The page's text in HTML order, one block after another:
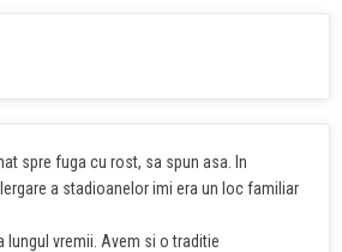
spre fuga cu rost, sa spun asa. In
a stadioanelor imi era un loc familiar
vremii. Avem si o traditie